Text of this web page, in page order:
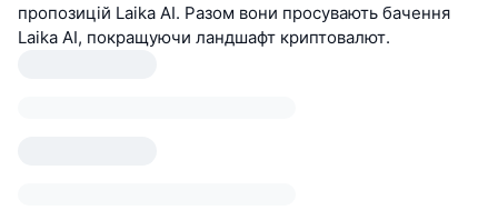
пропозицій Laika AI. Разом вони просувають бачення
Laika AI, покращуючи ландшафт криптовалют.